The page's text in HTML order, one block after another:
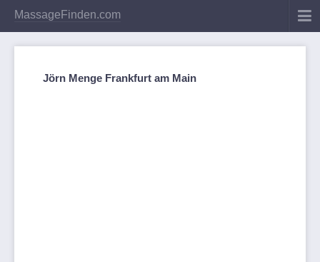
MassageFinden.com
Jörn Menge Frankfurt am Main